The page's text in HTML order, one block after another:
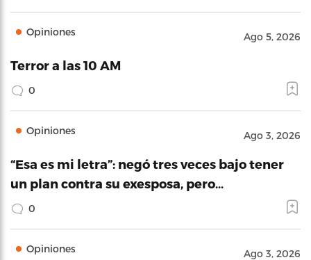
Opiniones Ago 5, 2026
Terror a las 10 AM
0
Opiniones Ago 3, 2026
“Esa es mi letra”: negó tres veces bajo tener
un plan contra su exesposa, pero…
0
Opiniones Ago 3, 2026